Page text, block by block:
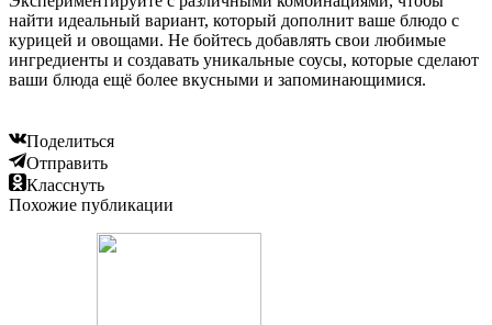
найти идеальный вариант, который дополнит ваше блюдо с
курицей и овощами. Не бойтесь добавлять свои любимые
ингредиенты и создавать уникальные соусы, которые сделают
ваши блюда ещё более вкусными и запоминающимися.
Поделиться
Отправить
Класснуть
Похожие публикации